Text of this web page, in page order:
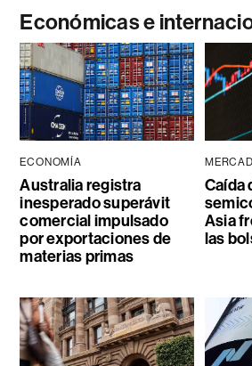
Económicas e
ECONOMÍA
Australia registra
inesperado superávit
comercial impulsado
por exportaciones de
materias primas
Caída
Asia
las